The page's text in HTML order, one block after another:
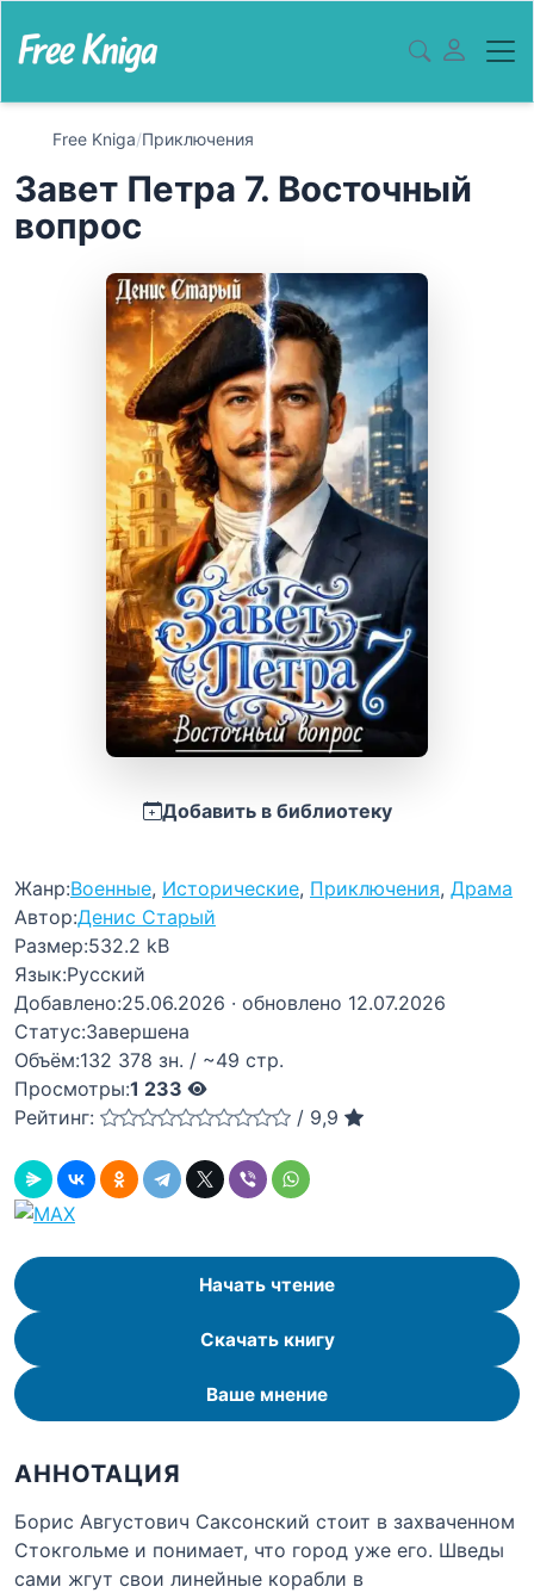
Free Kniga/Приключения
Завет Петра 7. Восточный
вопрос
Добавить в библиотеку
Жанр:Военные, Исторические, Приключения, Драма
Автор:Денис Старый
Размер:532.2 kB
Язык:Русский
Добавлено:25.06.2026 · обновлено 12.07.2026
Статус:Завершена
Объём:132 378 зн. / ~49 стр.
Просмотры:1 233
Рейтинг:
/ 9,9
Начать чтение
Скачать книгу
Ваше мнение
АННОТАЦИЯ
Борис Августович Саксонский стоит в захваченном
Стокгольме и понимает, что город уже его. Шведы
сами жгут свои линейные корабли в